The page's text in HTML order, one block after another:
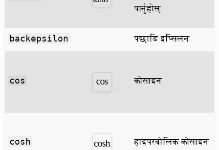
पार्नुहोस्
backepsilon पछाडि इप्सिलन
cos कोसाइन
cosh हाइपरबोलिक कोसाइन